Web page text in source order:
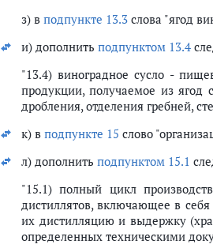
з) в подпункте 13.3 слова "ягод
и) дополнить подпунктом 13.4
"13.4) виноградное сусло -
продукции, получаемое из ягод
дробления, отделения гребней,
к) в подпункте 15 слово
л) дополнить подпунктом 15.1
"15.1) полный цикл
дистиллятов, включающее в
их дистилляцию и выдержку
определенных техническими